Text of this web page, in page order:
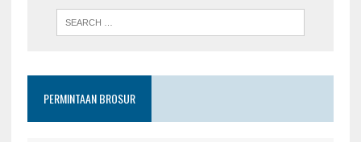
PERMINTAAN BROSUR